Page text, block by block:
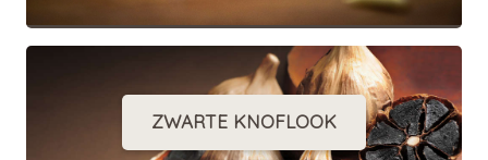
ZWARTE KNOFLOOK